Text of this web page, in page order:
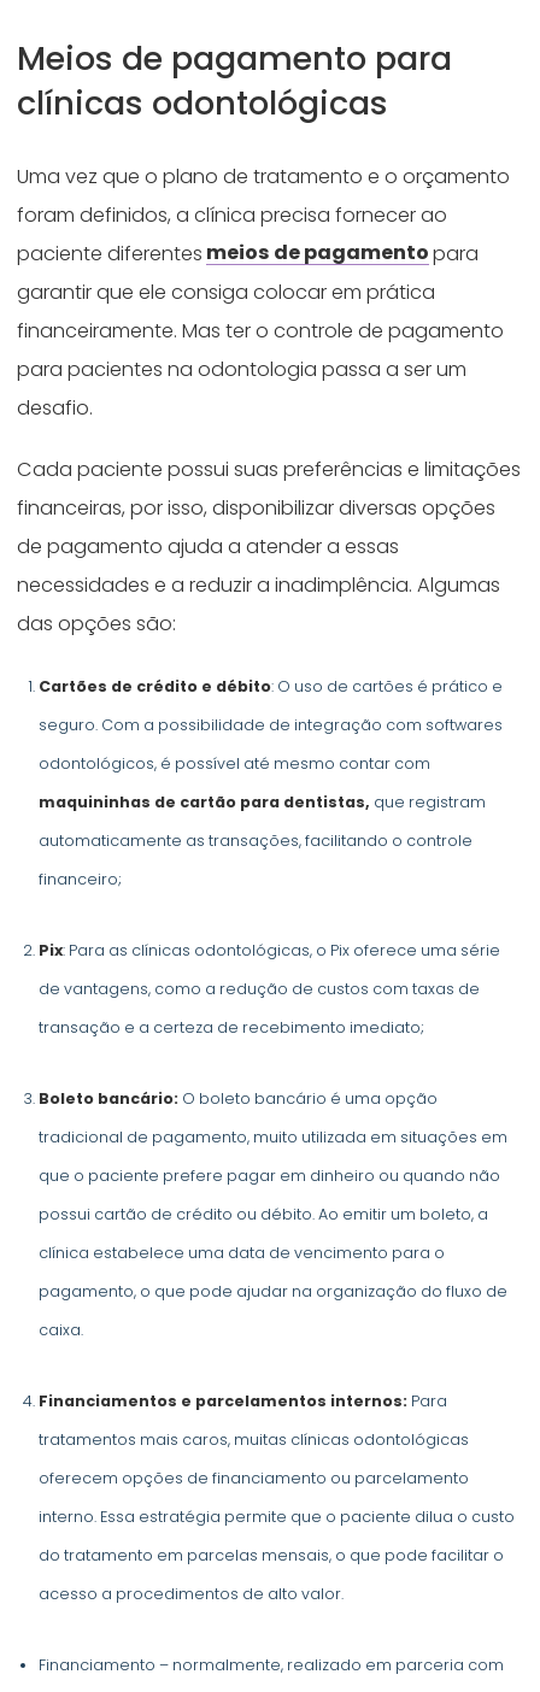
Meios de pagamento para
clínicas odontológicas
Uma vez que o plano de tratamento e o orçamento
foram definidos, a clínica precisa fornecer ao
paciente diferentes meios de pagamentopara
garantir que ele consiga colocar em prática
financeiramente. Mas ter o controle de pagamento
para pacientes na odontologia passa a ser um
desafio.
Cada paciente possui suas preferências e limitações
financeiras, por isso, disponibilizar diversas opções
de pagamento ajuda a atender a essas
necessidades e a reduzir a inadimplência. Algumas
das opções são:
Cartões de crédito e débito: O uso de cartões é prático e
seguro. Com a possibilidade de integração com softwares
odontológicos, é possível até mesmo contar com
maquininhas de cartão para dentistas, que registram
automaticamente as transações, facilitando o controle
financeiro;
Pix: Para as clínicas odontológicas, o Pix oferece uma série
de vantagens, como a redução de custos com taxas de
transação e a certeza de recebimento imediato;
Boleto bancário: O boleto bancário é uma opção
tradicional de pagamento, muito utilizada em situações em
que o paciente prefere pagar em dinheiro ou quando não
possui cartão de crédito ou débito. Ao emitir um boleto, a
clínica estabelece uma data de vencimento para o
pagamento, o que pode ajudar na organização do fluxo de
caixa.
Financiamentos e parcelamentos internos: Para
tratamentos mais caros, muitas clínicas odontológicas
oferecem opções de financiamento ou parcelamento
interno. Essa estratégia permite que o paciente dilua o custo
do tratamento em parcelas mensais, o que pode facilitar o
acesso a procedimentos de alto valor.
Financiamento – normalmente, realizado em parceria com